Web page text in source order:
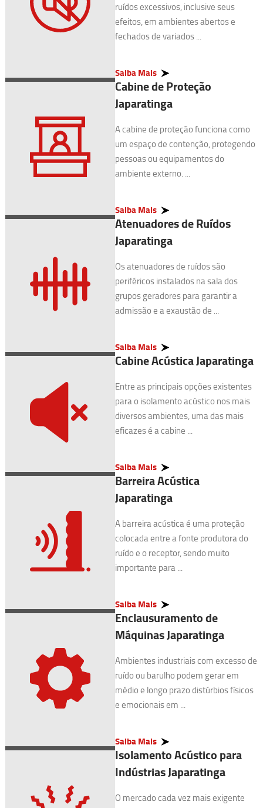
ruídos excessivos, inclusive seus
efeitos, em ambientes abertos e
fechados de variados ...
Saiba Mais
Cabine de Proteção
Japaratinga
A cabine de proteção funciona como
um espaço de contenção, protegendo
pessoas ou equipamentos do
ambiente externo. ...
Saiba Mais
Atenuadores de Ruídos
Japaratinga
Os atenuadores de ruídos são
periféricos instalados na sala dos
grupos geradores para garantir a
admissão e a exaustão de ...
Saiba Mais
Cabine Acústica Japaratinga
Entre as principais opções existentes
para o isolamento acústico nos mais
diversos ambientes, uma das mais
eficazes é a cabine ...
Saiba Mais
Barreira Acústica
Japaratinga
A barreira acústica é uma proteção
colocada entre a fonte produtora do
ruído e o receptor, sendo muito
importante para ...
Saiba Mais
Enclausuramento de
Máquinas Japaratinga
Ambientes industriais com excesso de
ruído ou barulho podem gerar em
médio e longo prazo distúrbios físicos
e emocionais em ...
Saiba Mais
Isolamento Acústico para
Indústrias Japaratinga
O mercado cada vez mais exigente